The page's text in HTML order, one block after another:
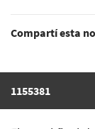
Compartí esta
1155381